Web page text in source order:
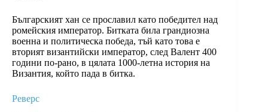
Българският хан се прославил като победител над
ромейския император. Битката била грандиозна
военна и политическа победа, тъй като това е
вторият византийски император, след Валент 400
години по-рано, в цялата 1000-летна история на
Византия, който пада в битка.
Реверс